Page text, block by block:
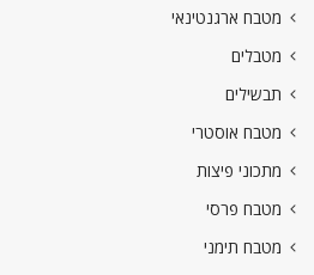
מטבח ארגנטינאי
מטבלים
תבשילים
מטבח אוסטרי
מתכוני פיצות
מטבח פרסי
מטבח תימני